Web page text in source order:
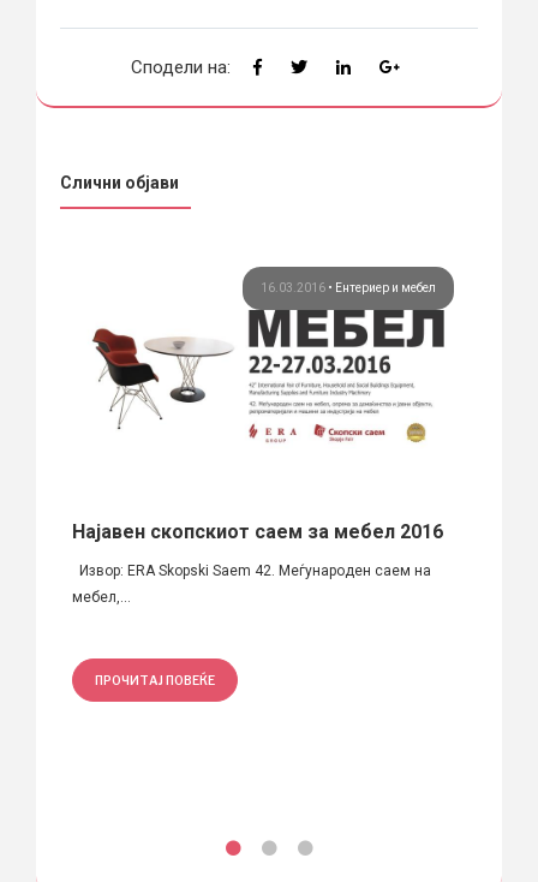
Сподели на:
Слични објави
16.03.2016 • Ентериер и мебел
Најавен скопскиот саем за мебел 2016
Извор: ERA Skopski Saem 42. Меѓународен саем на
мебел,...
ПРОЧИТАЈ ПОВЕЌЕ